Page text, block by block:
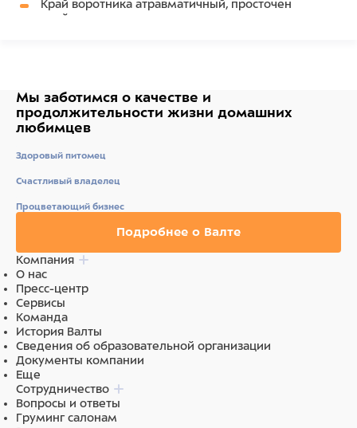
Край воротника атравматичный, просточен
тесьмой.
Пластик, ткань
Мы заботимся о качестве и
продолжительности жизни домашних
любимцев
Здоровый питомец
Счастливый владелец
Процветающий бизнес
Подробнее о Валте
Компания
О нас
Пресс-центр
Сервисы
Команда
История Валты
Сведения об образовательной организации
Документы компании
Еще
Сотрудничество
Вопросы и ответы
Груминг салонам